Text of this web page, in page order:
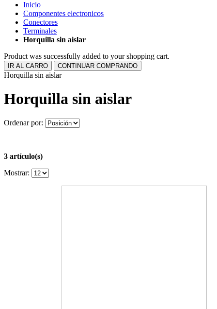
Inicio
Componentes electronicos
Conectores
Terminales
Horquilla sin aislar
Product was successfully added to your shopping cart.
IR AL CARRO CONTINUAR COMPRANDO
Horquilla sin aislar
Horquilla sin aislar
Ordenar por:
3 artículo(s)
Mostrar: